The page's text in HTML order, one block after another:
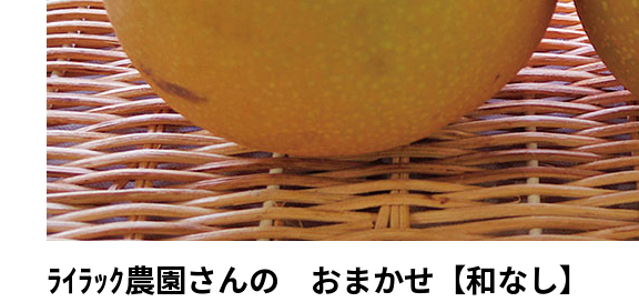
ﾗｲﾗｯｸ農園さんの おまかせ【和なし】